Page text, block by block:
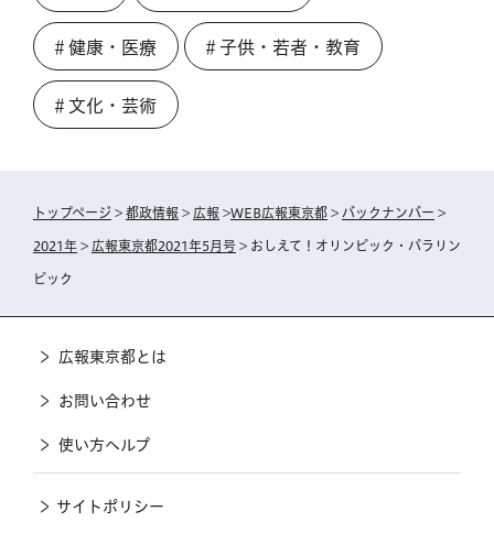
＃健康・医療 ＃子供・若者・教育
＃文化・芸術
トップページ > 都政情報 > 広報 >WEB広報東京都 > バックナンバー >
2021年 > 広報東京都2021年5月号 > おしえて！オリンピック・パラリン
ピック
広報東京都とは
お問い合わせ
使い方ヘルプ
サイトポリシー